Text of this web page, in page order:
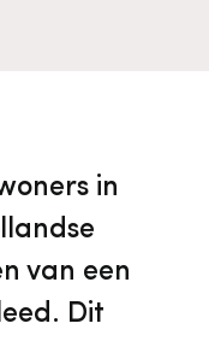
in
van een
Dit